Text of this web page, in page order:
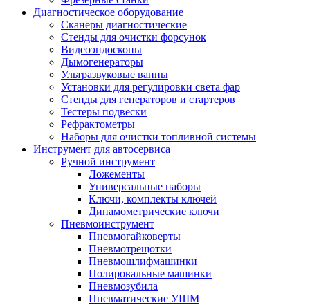
Диагностическое оборудование
Сканеры диагностические
Стенды для очистки форсунок
Видеоэндоскопы
Дымогенераторы
Ультразвуковые ванны
Установки для регулировки света фар
Стенды для генераторов и стартеров
Тестеры подвески
Рефрактометры
Наборы для очистки топливной системы
Инструмент для автосервиса
Ручной инструмент
Ложементы
Универсальные наборы
Ключи, комплекты ключей
Динамометрические ключи
Пневмоинструмент
Пневмогайковерты
Пневмотрещотки
Пневмошлифмашинки
Полировальные машинки
Пневмозубила
Пневматические УШМ